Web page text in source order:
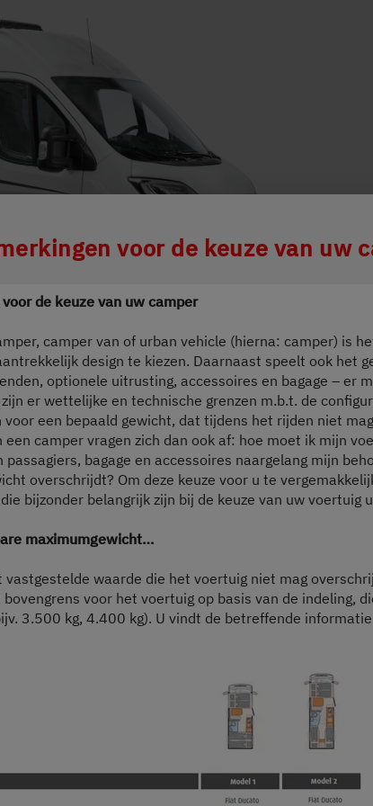
wird der Button zum
voor de keuze van uw
de keuze van uw camper
camper van of urban vehicle (hierna: camper) is
design te kiezen. Daarnaast speelt ook het
optionele uitrusting, accessoires en bagage – er
er wettelijke en technische grenzen m.b.t. de
voor een bepaald gewicht, dat tijdens het rijden niet
een camper vragen zich dan ook af: hoe moet ik mijn
bagage en accessoires naargelang mijn
overschrijdt? Om deze keuze voor u te
bijzonder belangrijk zijn bij de keuze van uw voertuig
maximumgewicht…
waarde die het voertuig niet mag
voor het voertuig op basis van de indeling,
3.500 kg, 4.400 kg). U vindt de betreffende